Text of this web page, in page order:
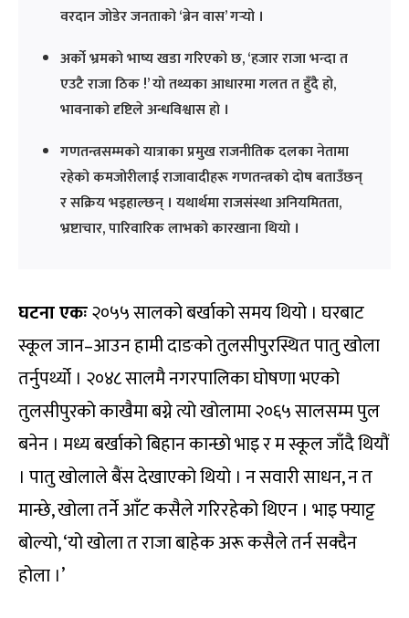
वरदान जोडेर जनताको ‘ब्रेन वास’ गर्‍यो ।
अर्को भ्रमको भाष्य खडा गरिएको छ, ‘हजार राजा भन्दा त
एउटै राजा ठिक !’ यो तथ्यका आधारमा गलत त हुँदै हो,
भावनाको दृष्टिले अन्धविश्वास हो ।
गणतन्त्रसम्मको यात्राका प्रमुख राजनीतिक दलका नेतामा
रहेको कमजोरीलाई राजावादीहरू गणतन्त्रको दोष बताउँछन्
र सक्रिय भइहाल्छन् । यथार्थमा राजसंस्था अनियमितता,
भ्रष्टाचार, पारिवारिक लाभको कारखाना थियो ।
घटना एकः२०५५ सालको बर्खाको समय थियो । घरबाट
स्कूल जान–आउन हामी दाङको तुलसीपुरस्थित पातु खोला
तर्नुपर्थ्यो । २०४८ सालमै नगरपालिका घोषणा भएको
तुलसीपुरको काखैमा बग्ने त्यो खोलामा २०६५ सालसम्म पुल
बनेन । मध्य बर्खाको बिहान कान्छो भाइ र म स्कूल जाँदै थियौं
। पातु खोलाले बैंस देखाएको थियो । न सवारी साधन, न त
मान्छे, खोला तर्ने आँट कसैले गरिरहेको थिएन । भाइ फ्याट्ट
बोल्यो, ‘यो खोला त राजा बाहेक अरू कसैले तर्न सक्दैन
होला ।’